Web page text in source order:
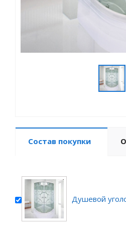
Состав покупки
Душевой